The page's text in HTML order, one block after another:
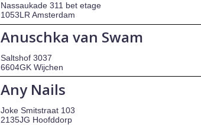
Nassaukade 311 bet etage
1053LR Amsterdam
Anuschka van Swam
Saltshof 3037
6604GK Wijchen
Any Nails
Joke Smitstraat 103
2135JG Hoofddorp